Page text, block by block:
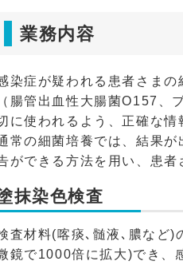
業務内容
染症が疑われる患者さま
（腸管出血性大腸菌O157、
に使われるよう、正確な情
常の細菌培養では、結果
ができる方法を用い、患者
抹染色検査
査材料(喀痰､髄液､膿など)
鏡で1000倍に拡大)でき、